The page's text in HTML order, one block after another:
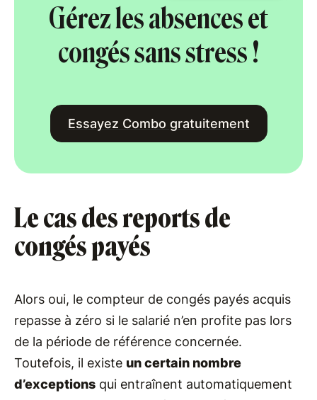
Gérez les absences et
congés sans stress !
Essayez Combo gratuitement
Le cas des reports de
congés payés
Alors oui, le compteur de congés payés acquis
repasse à zéro si le salarié n’en profite pas lors
de la période de référence concernée.
Toutefois, il existe un certain nombre
d’exceptions qui entraînent automatiquement